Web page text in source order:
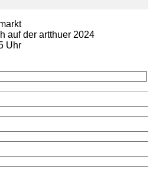
auf der artthuer 2024
Uhr